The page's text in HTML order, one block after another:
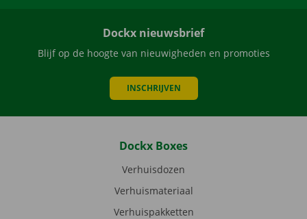
Dockx nieuwsbrief
Blijf op de hoogte van nieuwigheden en promoties
INSCHRIJVEN
Dockx Boxes
Verhuisdozen
Verhuismateriaal
Verhuispakketten